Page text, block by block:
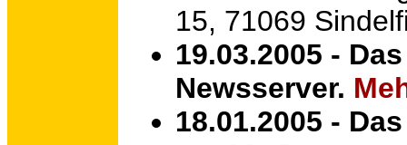
15, 71069
19.03.2005 -
Newsserver.
18.01.2005 -